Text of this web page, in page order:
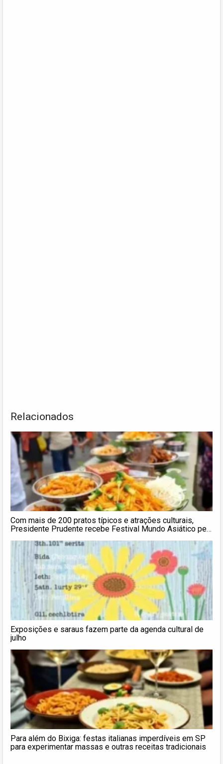
Relacionados
Com mais de 200 pratos típicos e atrações culturais,
Presidente Prudente recebe Festival Mundo Asiático pela
Exposições e saraus fazem parte da agenda cultural de
julho
Para além do Bixiga: festas italianas imperdíveis em SP
para experimentar massas e outras receitas tradicionais